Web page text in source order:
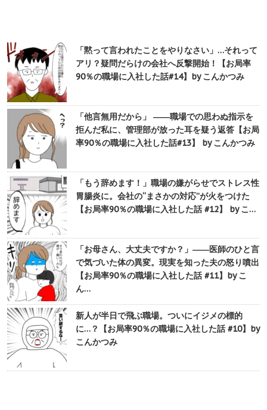
「黙って言われたことをやりなさい」…それって
アリ？疑問だらけの会社へ反撃開始！【お局率
90％の職場に入社した話#14】by こんかつみ
「他言無用だから」 ――職場での思わぬ指示を
拒んだ私に、管理部が放った耳を疑う返答【お局
率90％の職場に入社した話#13】 by こんかつみ
「もう辞めます！」職場の嫌がらせでストレス性
胃腸炎に。会社の“まさかの対応”が火をつけた
【お局率90％の職場に入社した話 #12】 by こ…
「お母さん、大丈夫ですか？」――医師のひと言
で気づいた体の異変。現実を知った夫の怒り噴出
【お局率90％の職場に入社した話 #11】by こ
ん…
新人が半日で飛ぶ職場。ついにイジメの標的
に…？【お局率90％の職場に入社した話 #10】by
こんかつみ